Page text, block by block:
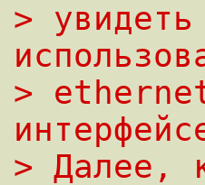
>
>
> Далее,